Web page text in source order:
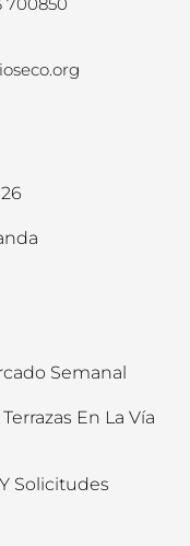
Semanal
En La Vía
Solicitudes